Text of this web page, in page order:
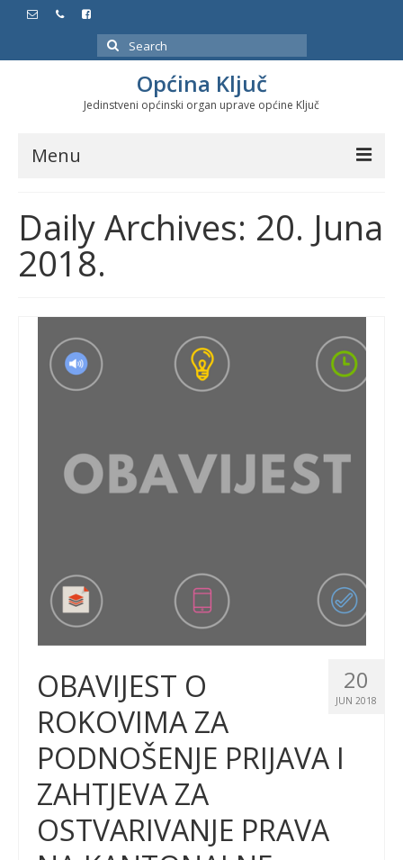
Search
for:
Općina Ključ
Jedinstveni općinski organ uprave općine Ključ
Menu
Službeni glasnici
Javne nabavke
Značajni datumi i manifestacije
Program energetske efikasnosti u stambenom
sektoru
Daily Archives: 20. Juna
2018.
20
JUN 2018
OBAVIJEST O
ROKOVIMA ZA
PODNOŠENJE PRIJAVA I
ZAHTJEVA ZA
OSTVARIVANJE PRAVA